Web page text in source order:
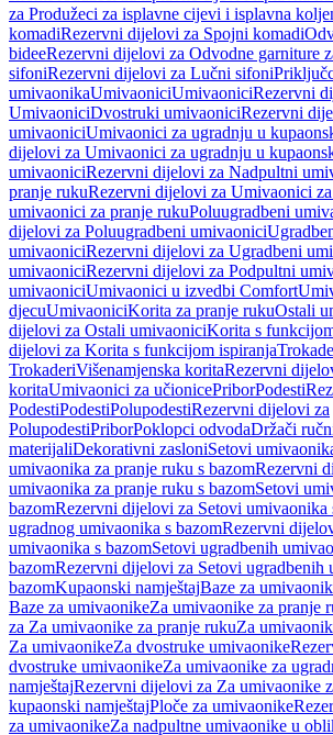
za Produžeci za isplavne cijevi i isplavna
komadiRezervni dijelovi za Spojni komadi
bideeRezervni dijelovi za Odvodne garniture
sifoniRezervni dijelovi za Lučni sifoni
umivaonikaUmivaoniciUmivaoniciRezervni
UmivaoniciDvostruki umivaoniciRezervni
umivaoniciUmivaonici za ugradnju u
dijelovi za Umivaonici za ugradnju u
umivaoniciRezervni dijelovi za Nadpultni
pranje rukuRezervni dijelovi za Umivaonici
umivaonici za pranje rukuPoluugradbeni
dijelovi za Poluugradbeni umivaonici
umivaoniciRezervni dijelovi za Ugradbeni
umivaoniciRezervni dijelovi za Podpultni
umivaoniciUmivaonici u izvedbi Comfort
djecuUmivaoniciKorita za pranje rukuOstali
dijelovi za Ostali umivaoniciKorita s
dijelovi za Korita s funkcijom ispiranja
TrokaderiVišenamjenska koritaRezervni
koritaUmivaonici za učionicePriborPodesti
PodestiPodestiPolupodestiRezervni dijelovi za
PolupodestiPriborPoklopci odvodaDržači
materijaliDekorativni zasloniSetovi
umivaonika za pranje ruku s bazomRezervni
umivaonika za pranje ruku s bazomSetovi
bazomRezervni dijelovi za Setovi umivaonika
ugradnog umivaonika s bazomRezervni
umivaonika s bazomSetovi ugradbenih
bazomRezervni dijelovi za Setovi ugradbenih
bazomKupaonski namještajBaze za
Baze za umivaonikeZa umivaonike za pranje
za Za umivaonike za pranje rukuZa
Za umivaonikeZa dvostruke umivaonike
dvostruke umivaonikeZa umivaonike za
namještajRezervni dijelovi za Za umivaonike
kupaonski namještajPloče za umivaonike
za umivaonikeZa nadpultne umivaonike u